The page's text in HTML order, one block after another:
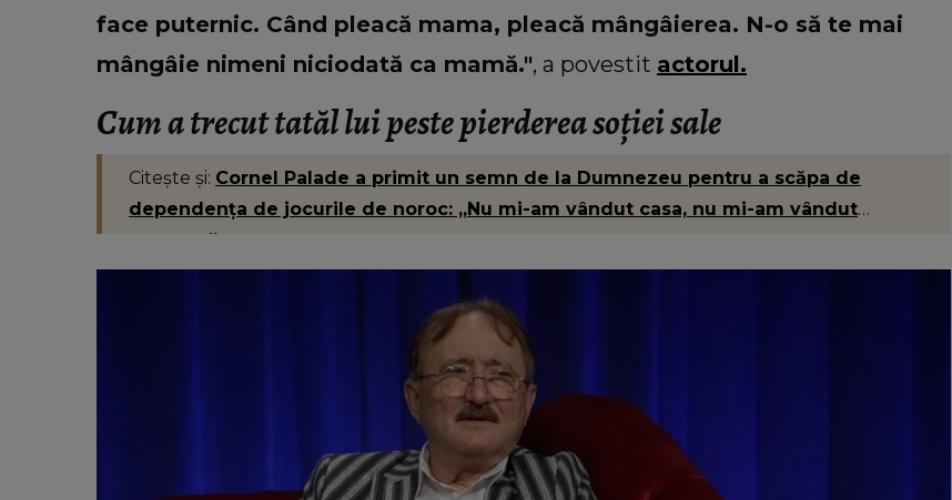
face puternic. Când pleacă mama, pleacă mângâierea. N-o să te mai
mângâie nimeni niciodată ca mamă.", a povestit actorul.
Cum a trecut tatăl lui peste pierderea soției sale
Citește și: Cornel Palade a primit un semn de la Dumnezeu pentru a scăpa de
dependența de jocurile de noroc: „Nu mi-am vândut casa, nu mi-am vândut
nevasta.”